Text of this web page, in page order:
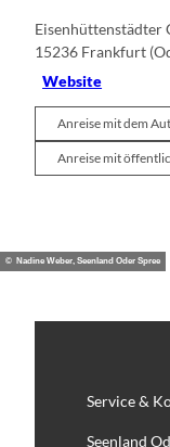
Eisenhüttenstädter
15236 Frankfurt
Website
Anreise mit dem
Anreise mit
© Nadine Weber, Seenland Oder Spree
Service &
Seenland